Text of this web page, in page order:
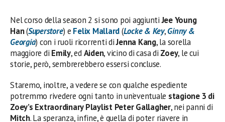
Nel corso della season 2 si sono poi aggiuntiJee Young
Han(Superstore) e Felix Mallard(Locke & Key,Ginny &
Georgia) con i ruoli ricorrenti diJenna Kang, la sorella
maggiore di Emily, edAiden, vicino di casa di Zoey, le cui
storie, però, sembrerebbero essersi concluse.
Staremo, inoltre, a vedere se con qualche espediente
potremmo rivedere ogni tanto in un’eventuale stagione 3 di
Zoey’s Extraordinary Playlist Peter Gallagher, nei panni di
Mitch. La speranza, infine, è quella di poter riavere in